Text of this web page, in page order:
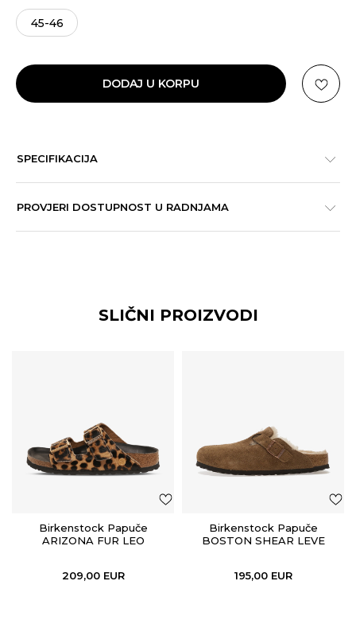
45-46
DODAJ U KORPU
SPECIFIKACIJA
PROVJERI DOSTUPNOST U RADNJAMA
SLIČNI PROIZVODI
Birkenstock Papuče
ARIZONA FUR LEO
209,00 EUR
Birkenstock Papuče
BOSTON SHEAR LEVE
195,00 EUR